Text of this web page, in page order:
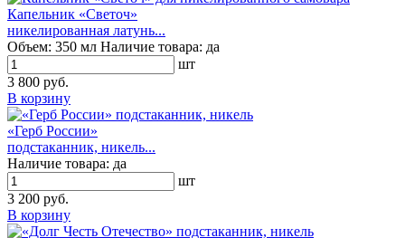
Капельник «Светоч»
никелированная латунь...
Объем: 350 мл Наличие товара: да
шт
3 800 руб.
В корзину
«Герб России»
подстаканник, никель...
Наличие товара: да
шт
3 200 руб.
В корзину